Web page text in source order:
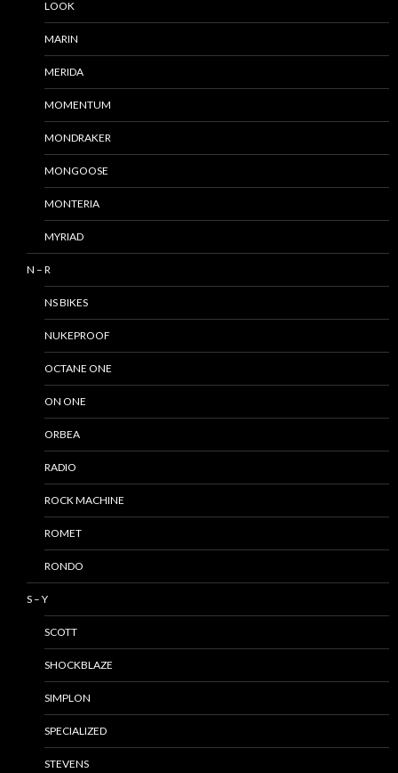
LOOK
MARIN
MERIDA
MOMENTUM
MONDRAKER
MONGOOSE
MONTERIA
MYRIAD
N – R
NS BIKES
NUKEPROOF
OCTANE ONE
ON ONE
ORBEA
RADIO
ROCK MACHINE
ROMET
RONDO
S – Y
SCOTT
SHOCKBLAZE
SIMPLON
SPECIALIZED
STEVENS